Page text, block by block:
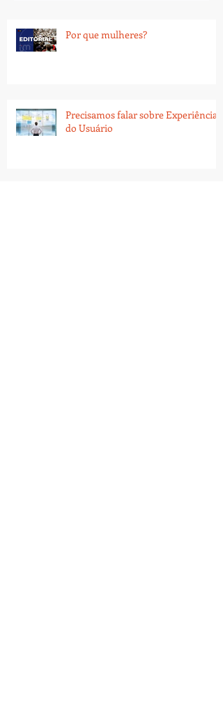
Por que mulheres?
Precisamos falar sobre Experiência
do Usuário